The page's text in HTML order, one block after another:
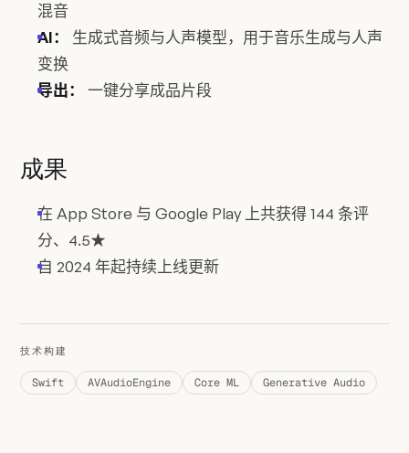
混音
AI：
生成式音频与人声模型，用于音乐生成与人声
变换
导出：
一键分享成品片段
成果
在 App Store 与 Google Play 上共获得 144 条评
分、4.5★
自 2024 年起持续上线更新
技术构建
Swift AVAudioEngine Core ML Generative Audio